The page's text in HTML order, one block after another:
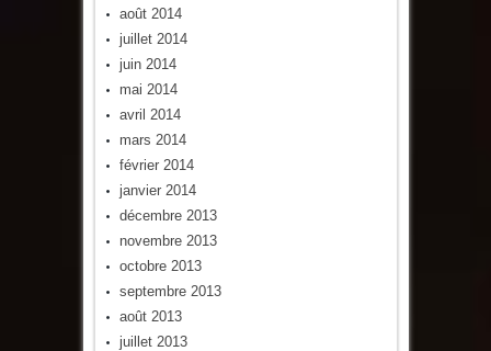
août 2014
juillet 2014
juin 2014
mai 2014
avril 2014
mars 2014
février 2014
janvier 2014
décembre 2013
novembre 2013
octobre 2013
septembre 2013
août 2013
juillet 2013